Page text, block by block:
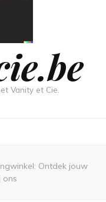
Vanity et Cie.
Ontdek jouw
ons